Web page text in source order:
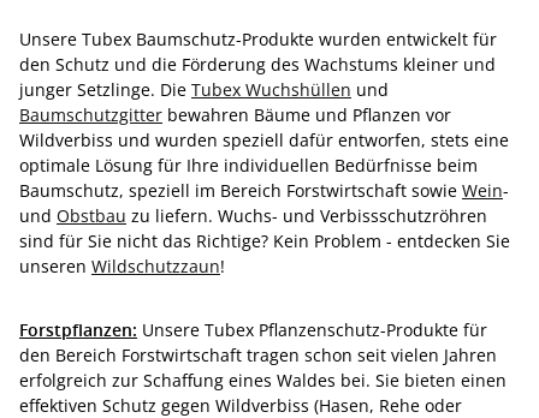
Unsere Tubex Baumschutz-Produkte wurden entwickelt für
den Schutz und die Förderung des Wachstums kleiner und
junger Setzlinge. Die Tubex Wuchshüllen und
Baumschutzgitter bewahren Bäume und Pflanzen vor
Wildverbiss und wurden speziell dafür entworfen, stets eine
optimale Lösung für Ihre individuellen Bedürfnisse beim
Baumschutz, speziell im Bereich Forstwirtschaft sowie Wein-
und Obstbau zu liefern. Wuchs- und Verbissschutzröhren
sind für Sie nicht das Richtige? Kein Problem - entdecken Sie
unseren Wildschutzzaun!
Forstpflanzen: Unsere Tubex Pflanzenschutz-Produkte für
den Bereich Forstwirtschaft tragen schon seit vielen Jahren
erfolgreich zur Schaffung eines Waldes bei. Sie bieten einen
effektiven Schutz gegen Wildverbiss (Hasen, Rehe oder